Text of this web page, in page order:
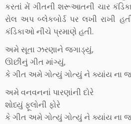
કરતાં મેં ગીતની શરૂઆતની ચાર
રોલ અપ બ્લેકબોર્ડ પર લખી રાખી
કંડિકાઓ નીચે પ્રમાણે હતી.
અમે સૂતા ઝરણાને જગાડ્યું,
ઊછીનું ગીત માંગ્યું,
કે ગીત અમે ગોત્યું ગોત્યું ને ક્યાંય ના
અમે વનવનનાં પારણાંની દોરે
શોધ્યું ફૂલોની ફોરે
કે ગીત અમે ગોત્યું ગોત્યું ને ક્યાંય ના